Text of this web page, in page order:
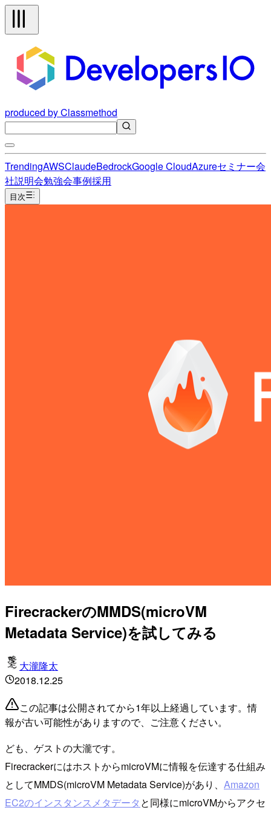
produced by Classmethod
TrendingAWSClaudeBedrockGoogle CloudAzureセミナー会
社説明会勉強会事例採用
目次
FirecrackerのMMDS(microVM
Metadata Service)を試してみる
大瀧隆太
2018.12.25
この記事は公開されてから1年以上経過しています。情
報が古い可能性がありますので、ご注意ください。
ども、ゲストの大瀧です。
FirecrackerにはホストからmicroVMに情報を伝達する仕組み
としてMMDS(microVM Metadata Service)があり、 Amazon
EC2のインスタンスメタデータ と同様にmicroVMからアクセ